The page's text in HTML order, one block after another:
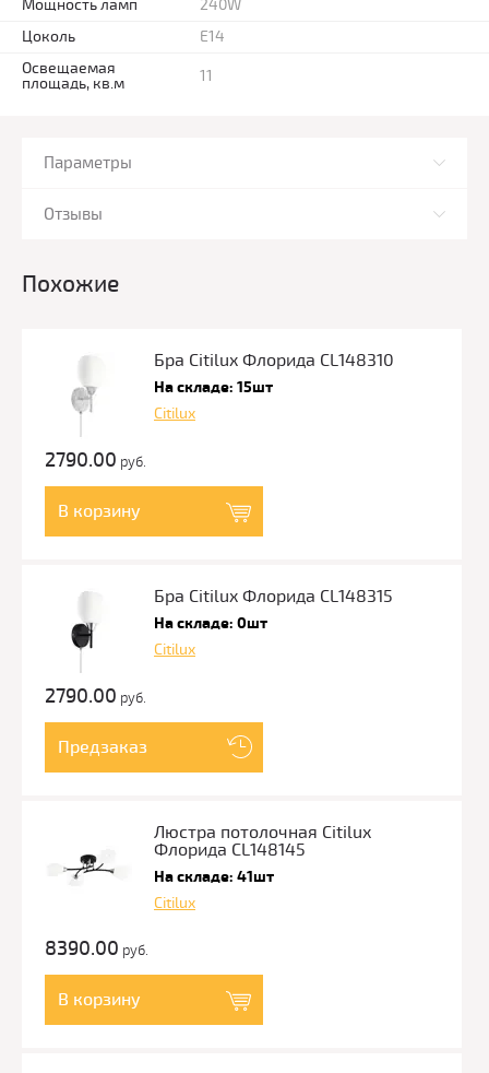
Мощность ламп
240W
Цоколь
E14
Освещаемая
площадь, кв.м
11
Параметры
Отзывы
Похожие
Бра Citilux Флорида CL148310
На складе: 15шт
Citilux
2790.00 руб.
В корзину
Бра Citilux Флорида CL148315
На складе: 0шт
Citilux
2790.00 руб.
Предзаказ
Люстра потолочная Citilux
Флорида CL148145
На складе: 41шт
Citilux
8390.00 руб.
В корзину